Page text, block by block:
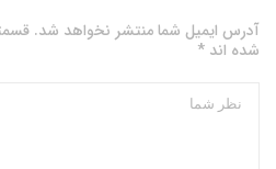
آدرس ایمیل شما منتشر نخواهد شد.
شده اند *